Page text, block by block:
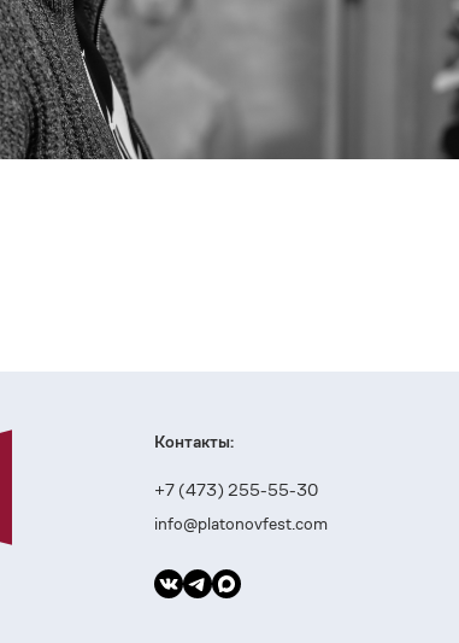
Контакты:
+7 (473) 255-55-30
info@platonovfest.com